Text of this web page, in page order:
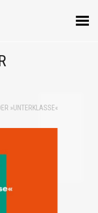
Menü umschalten
»UNTERKLASSE«